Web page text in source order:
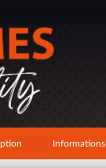
Informations